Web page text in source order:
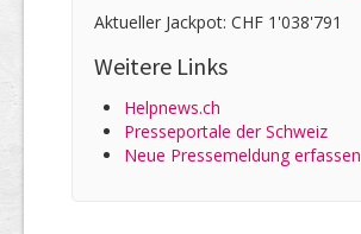
Aktueller Jackpot: CHF 1'038'791
Weitere Links
Helpnews.ch
Presseportale der Schweiz
Neue Pressemeldung erfassen